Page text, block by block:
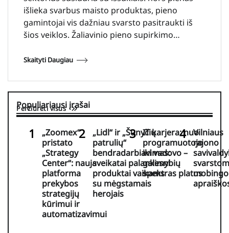
išlieka svarbus maisto produktas, pieno
gamintojai vis dažniau svarsto pasitraukti iš
šios veiklos. Žaliavinio pieno supirkimo…
Skaityti Daugiau
Populiariausi įrašai
Peržiūrėti visus
„Zoomex“
pristato
„Strategy
Center“: nauja
platforma
prekybos
strategijų
kūrimui ir
automatizavimui
„Lidl“ ir „Šunyčių
patrulių“
bendradarbiavimas:
sveikatai palankesni
produktai vaikams
su mėgstamais
herojais
IT karjera: nuo
programuotojo
iki vadovo –
galimybių
spektras platus
Vilniaus
rajono
mobingo